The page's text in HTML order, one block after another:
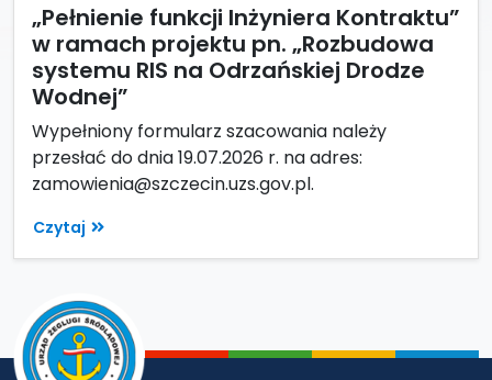
„Pełnienie funkcji Inżyniera Kontraktu”
w ramach projektu pn. „Rozbudowa
systemu RIS na Odrzańskiej Drodze
Wodnej”
Wypełniony formularz szacowania należy
przesłać do dnia 19.07.2026 r. na adres:
zamowienia@szczecin.uzs.gov.pl.
Czytaj